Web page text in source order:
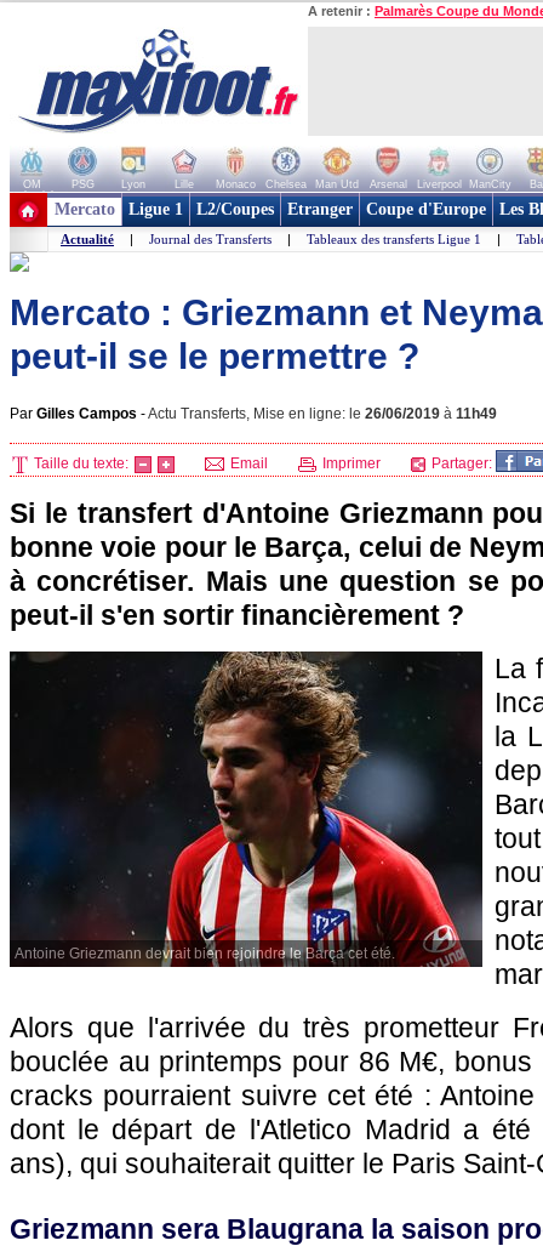
A retenir : Palmarès Coupe du
OM PSG Lyon Lille Monaco Chelsea Man Utd Arsenal Liverpool ManCity
+ de clubs
Mercato Ligue 1 L2/Coupes Etranger Coupe d'Europe Les
Actualité | Journal des Transferts | Tableaux des transferts Ligue 1 |
Mercato : Griezmann et
peut-il se le permettre ?
Par Gilles Campos -Actu Transferts, Mise en ligne: le 26/06/2019 à 11h49
Taille du texte: Email Imprimer Partager:
Si le transfert d'Antoine Griezmann
bonne voie pour le Barça, celui de
à concrétiser. Mais une question se
peut-il s'en sortir financièrement ?
Antoine Griezmann devrait bien rejoindre le Barça cet été.
La
la
Alors que l'arrivée du très prometteur
bouclée au printemps pour 86 M€,
cracks pourraient suivre cet été :
dont le départ de l'Atletico Madrid a
ans), qui souhaiterait quitter le Paris
Griezmann sera Blaugrana la saison